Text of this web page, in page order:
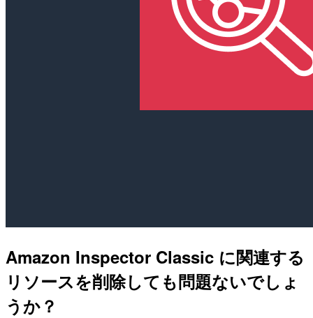
Amazon Inspector Classic に関連する
リソースを削除しても問題ないでしょ
うか？